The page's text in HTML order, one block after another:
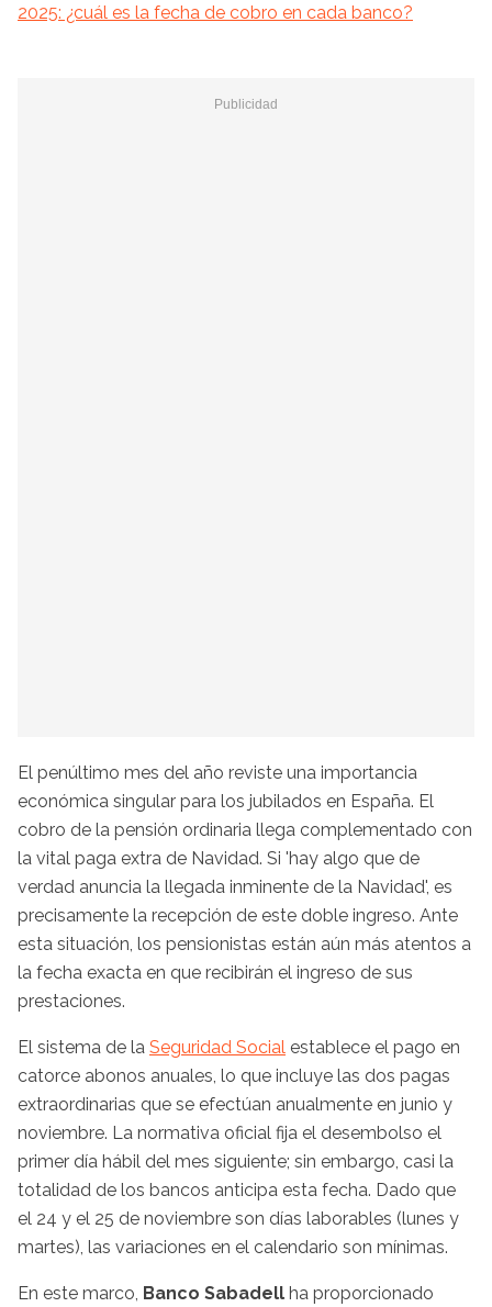
2025: ¿cuál es la fecha de cobro en cada banco?
El penúltimo mes del año reviste una importancia
económica singular para los jubilados en España. El
cobro de la pensión ordinaria llega complementado con
la vital paga extra de Navidad. Si 'hay algo que de
verdad anuncia la llegada inminente de la Navidad', es
precisamente la recepción de este doble ingreso. Ante
esta situación, los pensionistas están aún más atentos a
la fecha exacta en que recibirán el ingreso de sus
prestaciones.
El sistema de la Seguridad Social establece el pago en
catorce abonos anuales, lo que incluye las dos pagas
extraordinarias que se efectúan anualmente en junio y
noviembre. La normativa oficial fija el desembolso el
primer día hábil del mes siguiente; sin embargo, casi la
totalidad de los bancos anticipa esta fecha. Dado que
el 24 y el 25 de noviembre son días laborables (lunes y
martes), las variaciones en el calendario son mínimas.
En este marco, Banco Sabadell ha proporcionado